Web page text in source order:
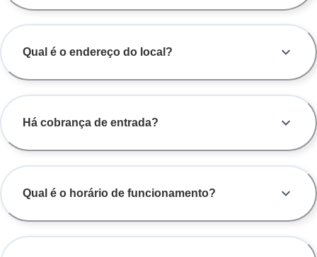
Qual é o endereço do local?
Há cobrança de entrada?
Qual é o horário de funcionamento?